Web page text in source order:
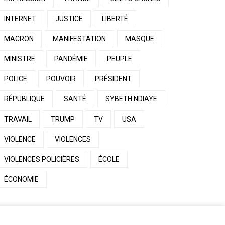
INTERNET JUSTICE LIBERTÉ
MACRON MANIFESTATION MASQUE
MINISTRE PANDÉMIE PEUPLE
POLICE POUVOIR PRÉSIDENT
RÉPUBLIQUE SANTÉ SYBETH NDIAYE
TRAVAIL TRUMP TV USA
VIOLENCE VIOLENCES
VIOLENCES POLICIÈRES ÉCOLE
ÉCONOMIE